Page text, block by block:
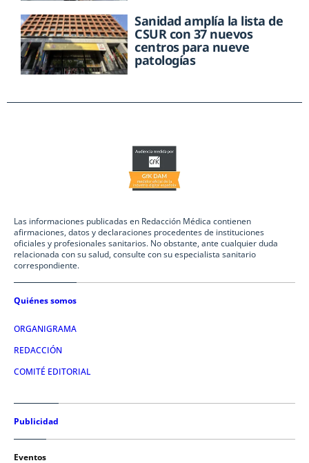
Sanidad amplía la lista de
CSUR con 37 nuevos
centros para nueve
patologías
Las informaciones publicadas en Redacción Médica contienen
afirmaciones, datos y declaraciones procedentes de instituciones
oficiales y profesionales sanitarios. No obstante, ante cualquier duda
relacionada con su salud, consulte con su especialista sanitario
correspondiente.
Quiénes somos
ORGANIGRAMA
REDACCIÓN
COMITÉ EDITORIAL
Publicidad
Eventos